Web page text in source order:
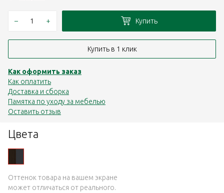
Цвета
Оттенок товара на вашем экране
может отличаться от реального.
– + Купить
Купить в 1 клик
Как оформить заказ
Как оплатить
Доставка и сборка
Памятка по уходу за мебелью
Оставить отзыв